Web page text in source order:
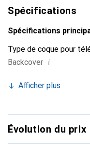
Spécifications
Spécifications
Type de coque pour
Backcover i
Afficher plus
Évolution du prix